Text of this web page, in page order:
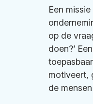
Een
op de
doen?’
motiveert,
de